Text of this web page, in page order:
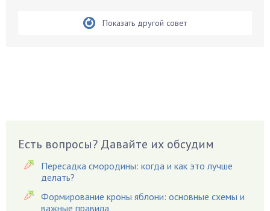
Вишня
Вредители
Гардения
Гацания
Показать другой совет
Есть вопросы? Давайте их обсудим
Пересадка смородины: когда и как это лучше
делать?
Формирование кроны яблони: основные схемы и
важные правила